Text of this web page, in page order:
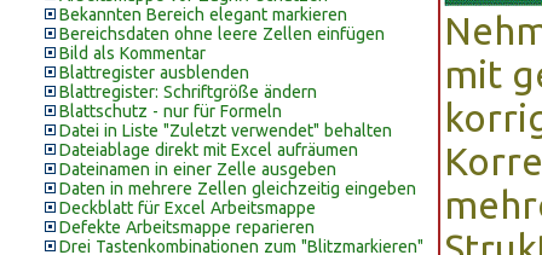
Bekannten Bereich elegant markieren
Bereichsdaten ohne leere Zellen einfügen
Bild als Kommentar
Blattregister ausblenden
Blattregister: Schriftgröße ändern
Blattschutz - nur für Formeln
Datei in Liste "Zuletzt verwendet" behalten
Dateiablage direkt mit Excel aufräumen
Dateinamen in einer Zelle ausgeben
Daten in mehrere Zellen gleichzeitig eingeben
Deckblatt für Excel Arbeitsmappe
Defekte Arbeitsmappe reparieren
Drei Tastenkombinationen zum "Blitzmarkieren"
mit